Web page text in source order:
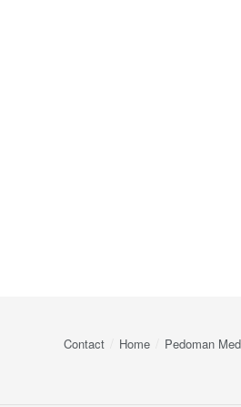
Contact Home Pedoman